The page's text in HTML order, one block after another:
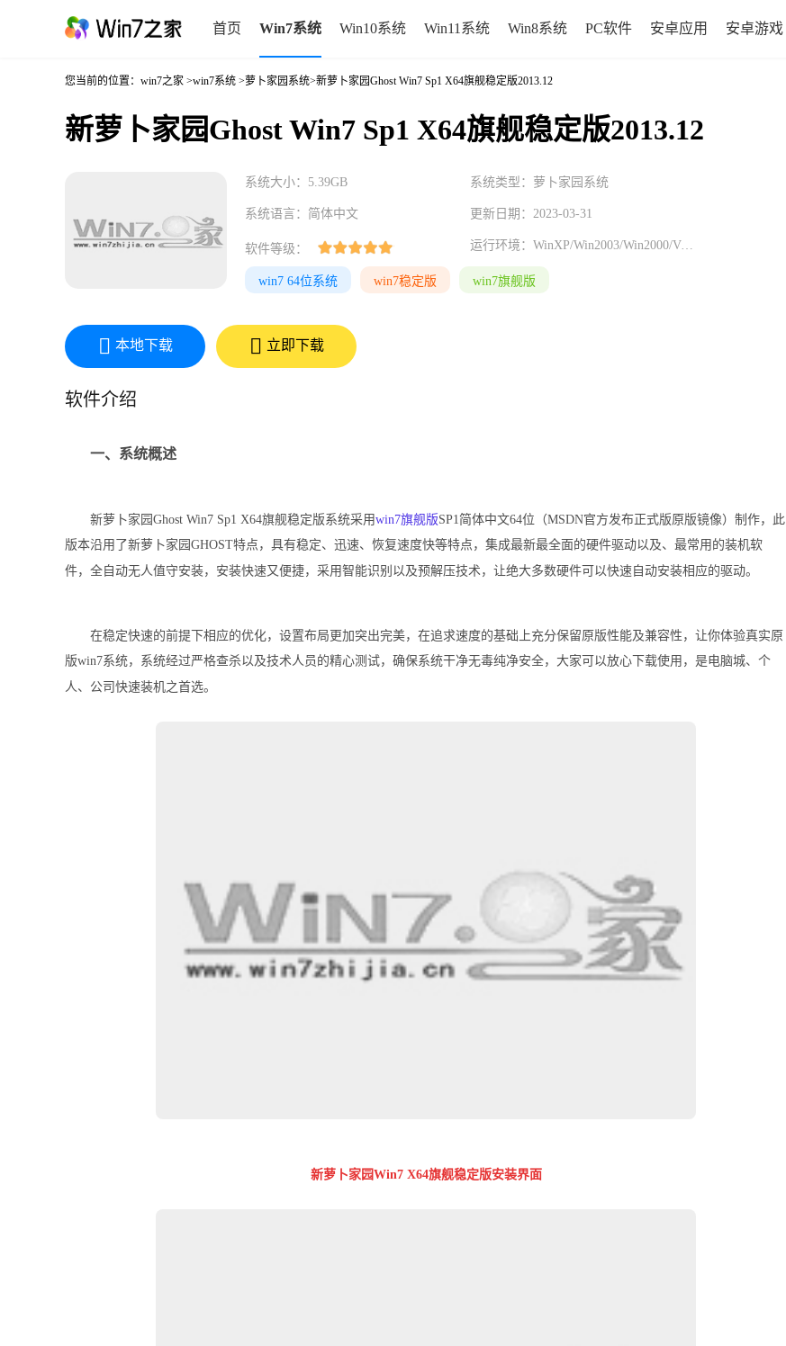
首页 Win7系统 Win10系统 Win11系统 Win8系统 PC软件 安卓应用 安卓游戏
您当前的位置： win7之家 >win7系统 >萝卜家园系统>新萝卜家园Ghost Win7 Sp1 X64旗舰稳定版2013.12
新萝卜家园Ghost Win7 Sp1 X64旗舰稳定版2013.12
系统大小：5.39GB 系统类型：萝卜家园系统
系统语言：简体中文 更新日期：2023-03-31
软件等级： 运行环境： WinXP/Win2003/Win2000/Vista/Win7/Win8
win7 64位系统 win7稳定版 win7旗舰版
本地下载 立即下载
软件介绍
一、系统概述
新萝卜家园Ghost Win7 Sp1 X64旗舰稳定版系统采用win7旗舰版SP1 简体中文64位（MSDN官方发布正式版原版镜像）制作，此
版本沿用了新萝卜家园GHOST特点，具有稳定、迅速、恢复速度快等特点，集成最新最全面的硬件驱动以及、最常用的装机软
件，全自动无人值守安装，安装快速又便捷，采用智能识别以及预解压技术，让绝大多数硬件可以快速自动安装相应的驱动。
在稳定快速的前提下相应的优化，设置布局更加突出完美，在追求速度的基础上充分保留原版性能及兼容性，让你体验真实原
版win7系统，系统经过严格查杀以及技术人员的精心测试，确保系统干净无毒纯净安全，大家可以放心下载使用，是电脑城、个
人、公司快速装机之首选。
新萝卜家园Win7 X64旗舰稳定版安装界面